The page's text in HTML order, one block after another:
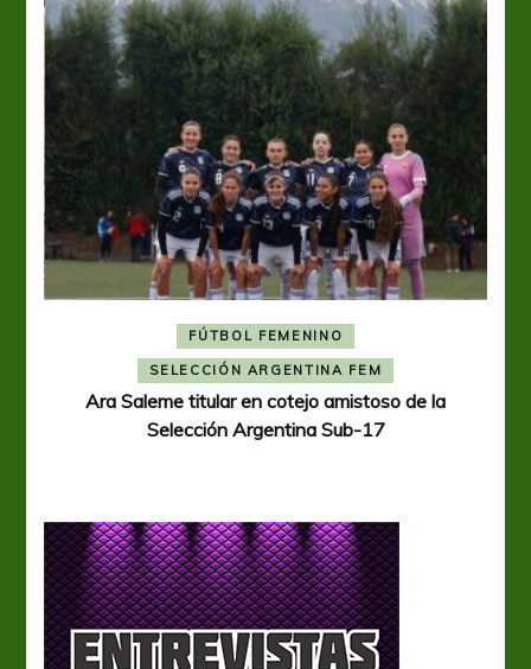
FÚTBOL FEMENINO
SELECCIÓN ARGENTINA FEM
Ara Saleme titular en cotejo amistoso de la
Selección Argentina Sub-17